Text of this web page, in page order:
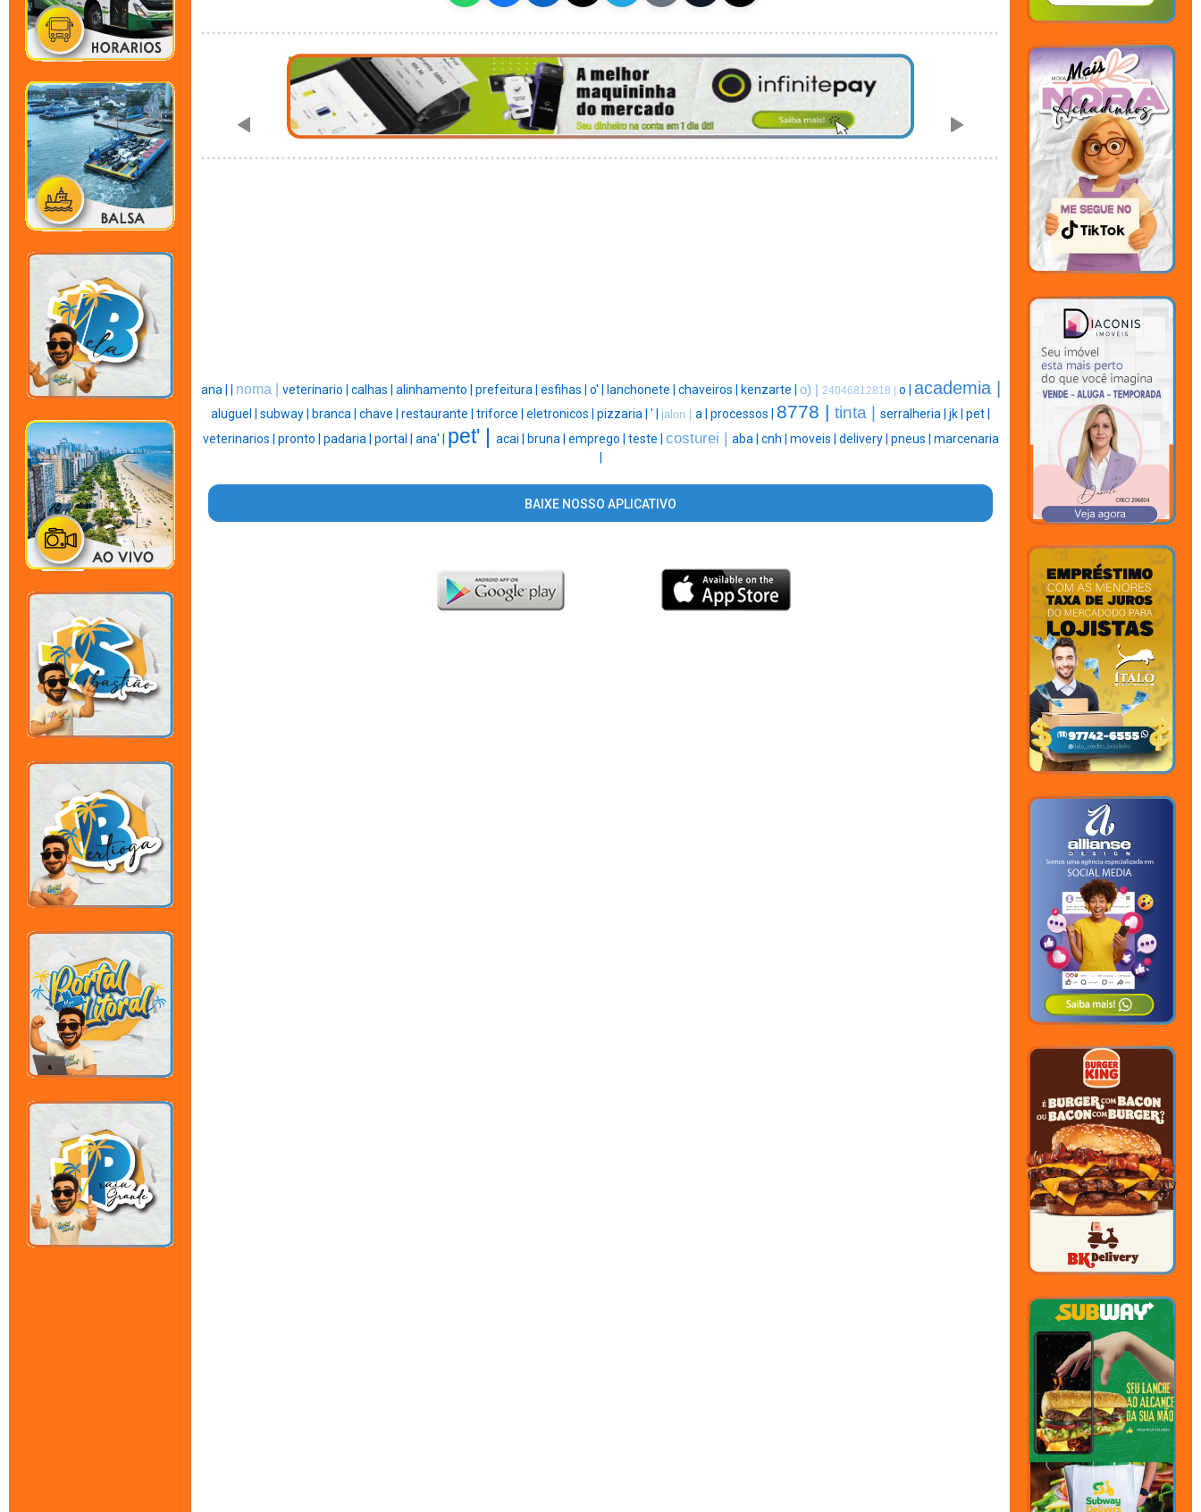
ana | noma | veterinario | calhas | alinhamento | prefeitura | esfihas | o' | lanchonete | chaveiros | kenzarte | o) | 24046812818 | o | academia |
aluguel | subway | branca | chave | restaurante | triforce | eletronicos | pizzaria | ' | jalon | a | processos | 8778 | tinta | serralheria | jk | pet |
veterinarios | pronto | padaria | portal | ana' | pet' | acai | bruna | emprego | teste | costurei | aba | cnh | moveis | delivery | pneus | marcenaria
BAIXE NOSSO APLICATIVO